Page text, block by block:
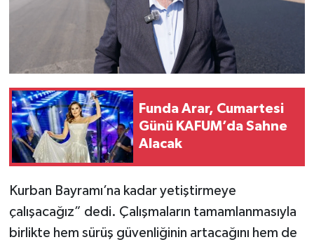
Funda Arar, Cumartesi
Günü KAFUM’da Sahne
Alacak
Kurban Bayramı’na kadar yetiştirmeye
çalışacağız” dedi. Çalışmaların tamamlanmasıyla
birlikte hem sürüş güvenliğinin artacağını hem de